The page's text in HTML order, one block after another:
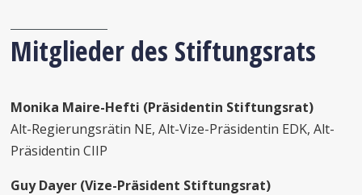
Mitglieder des Stiftungsrats
Monika Maire-Hefti (Präsidentin Stiftungsrat)
Alt-Regierungsrätin NE, Alt-Vize-Präsidentin EDK, Alt-
Präsidentin CIIP
Guy Dayer (Vize-Präsident Stiftungsrat)